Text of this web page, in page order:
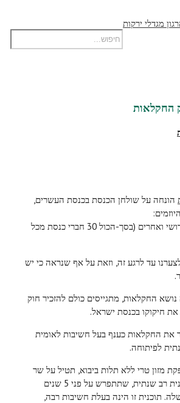
החקלאות
הונחה על שולחן הכנסת בכנסת העשרים,
חברי הכנסת איתן ברושי ואחרים (בסך-הכול 30 חברי כנסת מכל
עד לרגע זה, וזאת על אף שנראה כי יש
החקלאות, מתגייסים כולם להזכיר חוק
חיקוקו בכנסת ישראל.
את החקלאות כענף בעל חשיבות לאומית
לפיתוחה.
מזון טרי ללא תלות ביבוא, תטיל על שר
החקלאות לגבש תוכנית רב שנתית, שתתפרש על פני 5 שנים
תוכנית זו הינה בעלת חשיבות רבה,